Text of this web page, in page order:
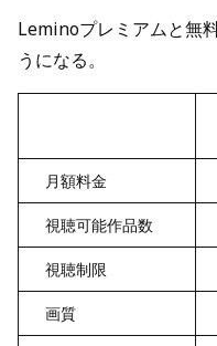
Leminoプレミアムと無
うになる。
月額料金
視聴可能作品数
視聴制限
画質